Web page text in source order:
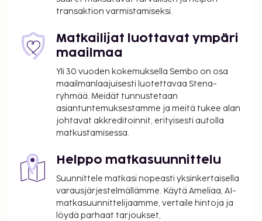
palvelut. Päätä päiväsi nauttimalla muutama drinkki
päivittäin klo 7.30–10.30. Tämän majoituspaikan
virallisen tähtiluokituksen on myöntänyt Ranskan
Majoituspaikka veloittaa seuraavat paikan päällä
suoritettavat maksut. Maksuihin saattaa sisältyä
sovellettavat verot:
Kaupungin perimä vero: 5.53 EUR per henkilö
vanhoilta lapsilta.
Tässä on mainittu kaikki majoituspaikan meille
ilmoittamat maksut.
Maksu buffetaamiaisesta: noin 17 EUR per
transaktion varmistamiseksi.
Matkailijat luottavat ympäri
maailmaa
Yli 30 vuoden kokemuksella Sembo on osa
maailmanlaajuisesti luotettavaa Stena-
ryhmää. Meidät tunnustetaan
asiantuntemuksestamme ja meitä tukee alan
johtavat akkreditoinnit, erityisesti autolla
matkustamisessa.
Helppo matkasuunnittelu
Suunnittele matkasi nopeasti yksinkertaisella
varausjärjestelmällämme. Käytä Ameliaa, AI-
matkasuunnittelijaamme, vertaile hintoja ja
löydä parhaat tarjoukset,